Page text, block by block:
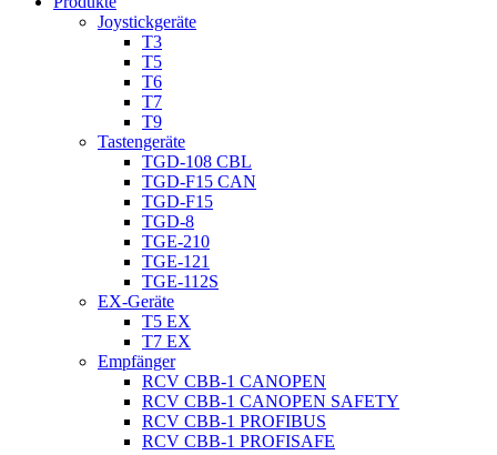
Joystickgeräte
T3
T5
T6
T7
T9
Tastengeräte
TGD-108 CBL
TGD-F15 CAN
TGD-F15
TGD-8
TGE-210
TGE-121
TGE-112S
EX-Geräte
T5 EX
T7 EX
Empfänger
RCV CBB-1 CANOPEN
RCV CBB-1 CANOPEN SAFETY
RCV CBB-1 PROFIBUS
RCV CBB-1 PROFISAFE